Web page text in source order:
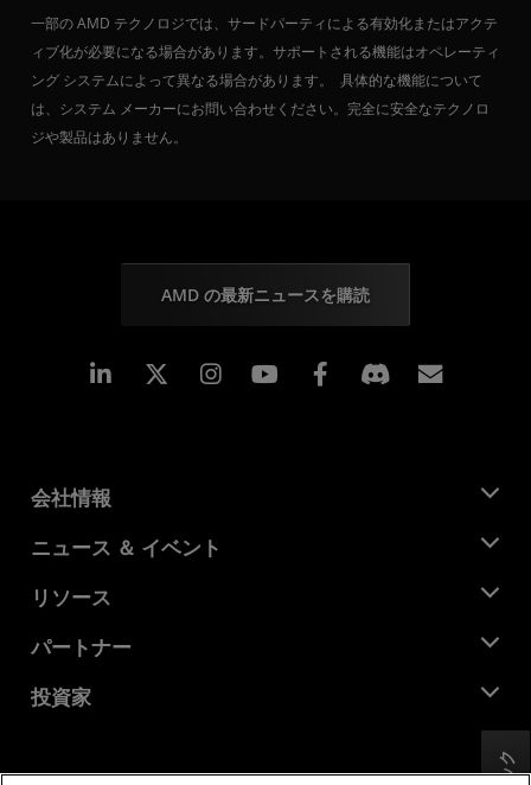
一部の AMD テクノロジでは、サードパーティによる有効化またはアクテ
ィブ化が必要になる場合があります。サポートされる機能はオペレーティ
ング システムによって異なる場合があります。 具体的な機能について
は、システム メーカーにお問い合わせください。完全に安全なテクノロ
ジや製品はありません。
AMD の最新ニュースを購読
Linkedin Instagram Facebook
会社情報
AMD について
企業責任
キャリア
お問い合わせ
ニュース ＆ イベント
ニュースルーム
メディア ライブラリ
リソース
デベロッパー セントラル
ケース スタディ
パートナー
AMD パートナー ハブ
投資家
財務情報